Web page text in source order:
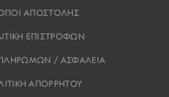
ΑΠΟΣΤΟΛΗΣ
ΕΠΙΣΤΡΟΦΩΝ
/ ΑΣΦΑΛΕΙΑ
ΑΠΟΡΡΗΤΟΥ